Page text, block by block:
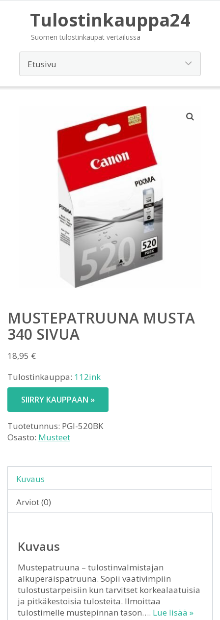
Tulostinkauppa24
Suomen tulostinkaupat vertailussa
MUSTEPATRUUNA MUSTA
340 SIVUA
18,95 €
Tulostinkauppa: 112ink
SIIRRY KAUPPAAN »
Tuotetunnus: PGI-520BK
Osasto: Musteet
Kuvaus
Arviot (0)
Kuvaus
Mustepatruuna – tulostinvalmistajan
alkuperäispatruuna. Sopii vaativimpiin
tulostustarpeisiin kun tarvitset korkealaatuisia
ja pitkäkestoisia tulosteita. Ilmoittaa
tulostimelle mustepinnan tason…. Lue lisää »